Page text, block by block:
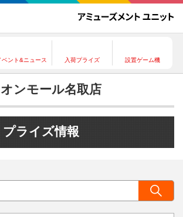
ベント&ニュース 入荷プライズ 設置ゲーム機
ンモール名取店
プライズ情報